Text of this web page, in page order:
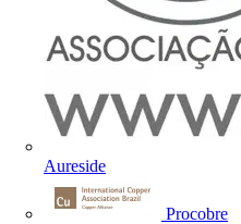
Aureside
Procobre